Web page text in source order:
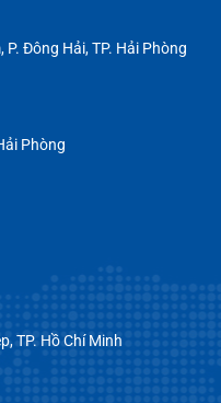
Đông Hải, TP. Hải Phòng
Phòng
TP. Hồ Chí Minh